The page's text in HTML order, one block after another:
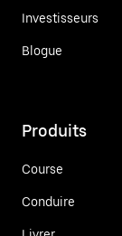
Investisseurs
Blogue
Produits
Course
Conduire